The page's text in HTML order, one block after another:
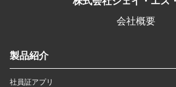
会社概要
製品紹介
社員証アプリ